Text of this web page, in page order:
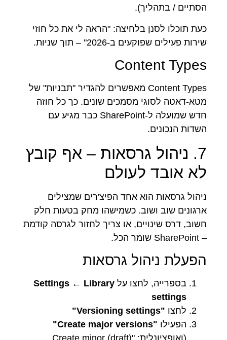
הסתיים / בתהליך).
כעת תוכלו לסנן בלחיצה: "הראה לי את כל חוזי
שירות פעילים שפוקעים ב-2026" – תוך שניות.
Content Types
Content Types מאפשרים להגדיר "תבניות" של
מטא-דאטה לסוגי מסמכים שונים. כך כל חוזה
חדש שמועלה ל-SharePoint כבר מגיע עם
השדות הנכונים.
7. ניהול גרסאות – אף קובץ
לא אובד לעולם
ניהול גרסאות הוא אחד הפיצ'רים שמצילים
ארגונים שוב ושוב. כשמישהו מחק בטעות חלק
חשוב, דרס שינויים, או צריך לחזור לגרסה קודמת
– SharePoint שומר הכל.
הפעלת ניהול גרסאות
בספרייה, לחצו על Settings ← Library
settings
לחצו "Versioning settings"
הפעילו "Create major versions"
(ואופציונלית: "Create minor (draft)